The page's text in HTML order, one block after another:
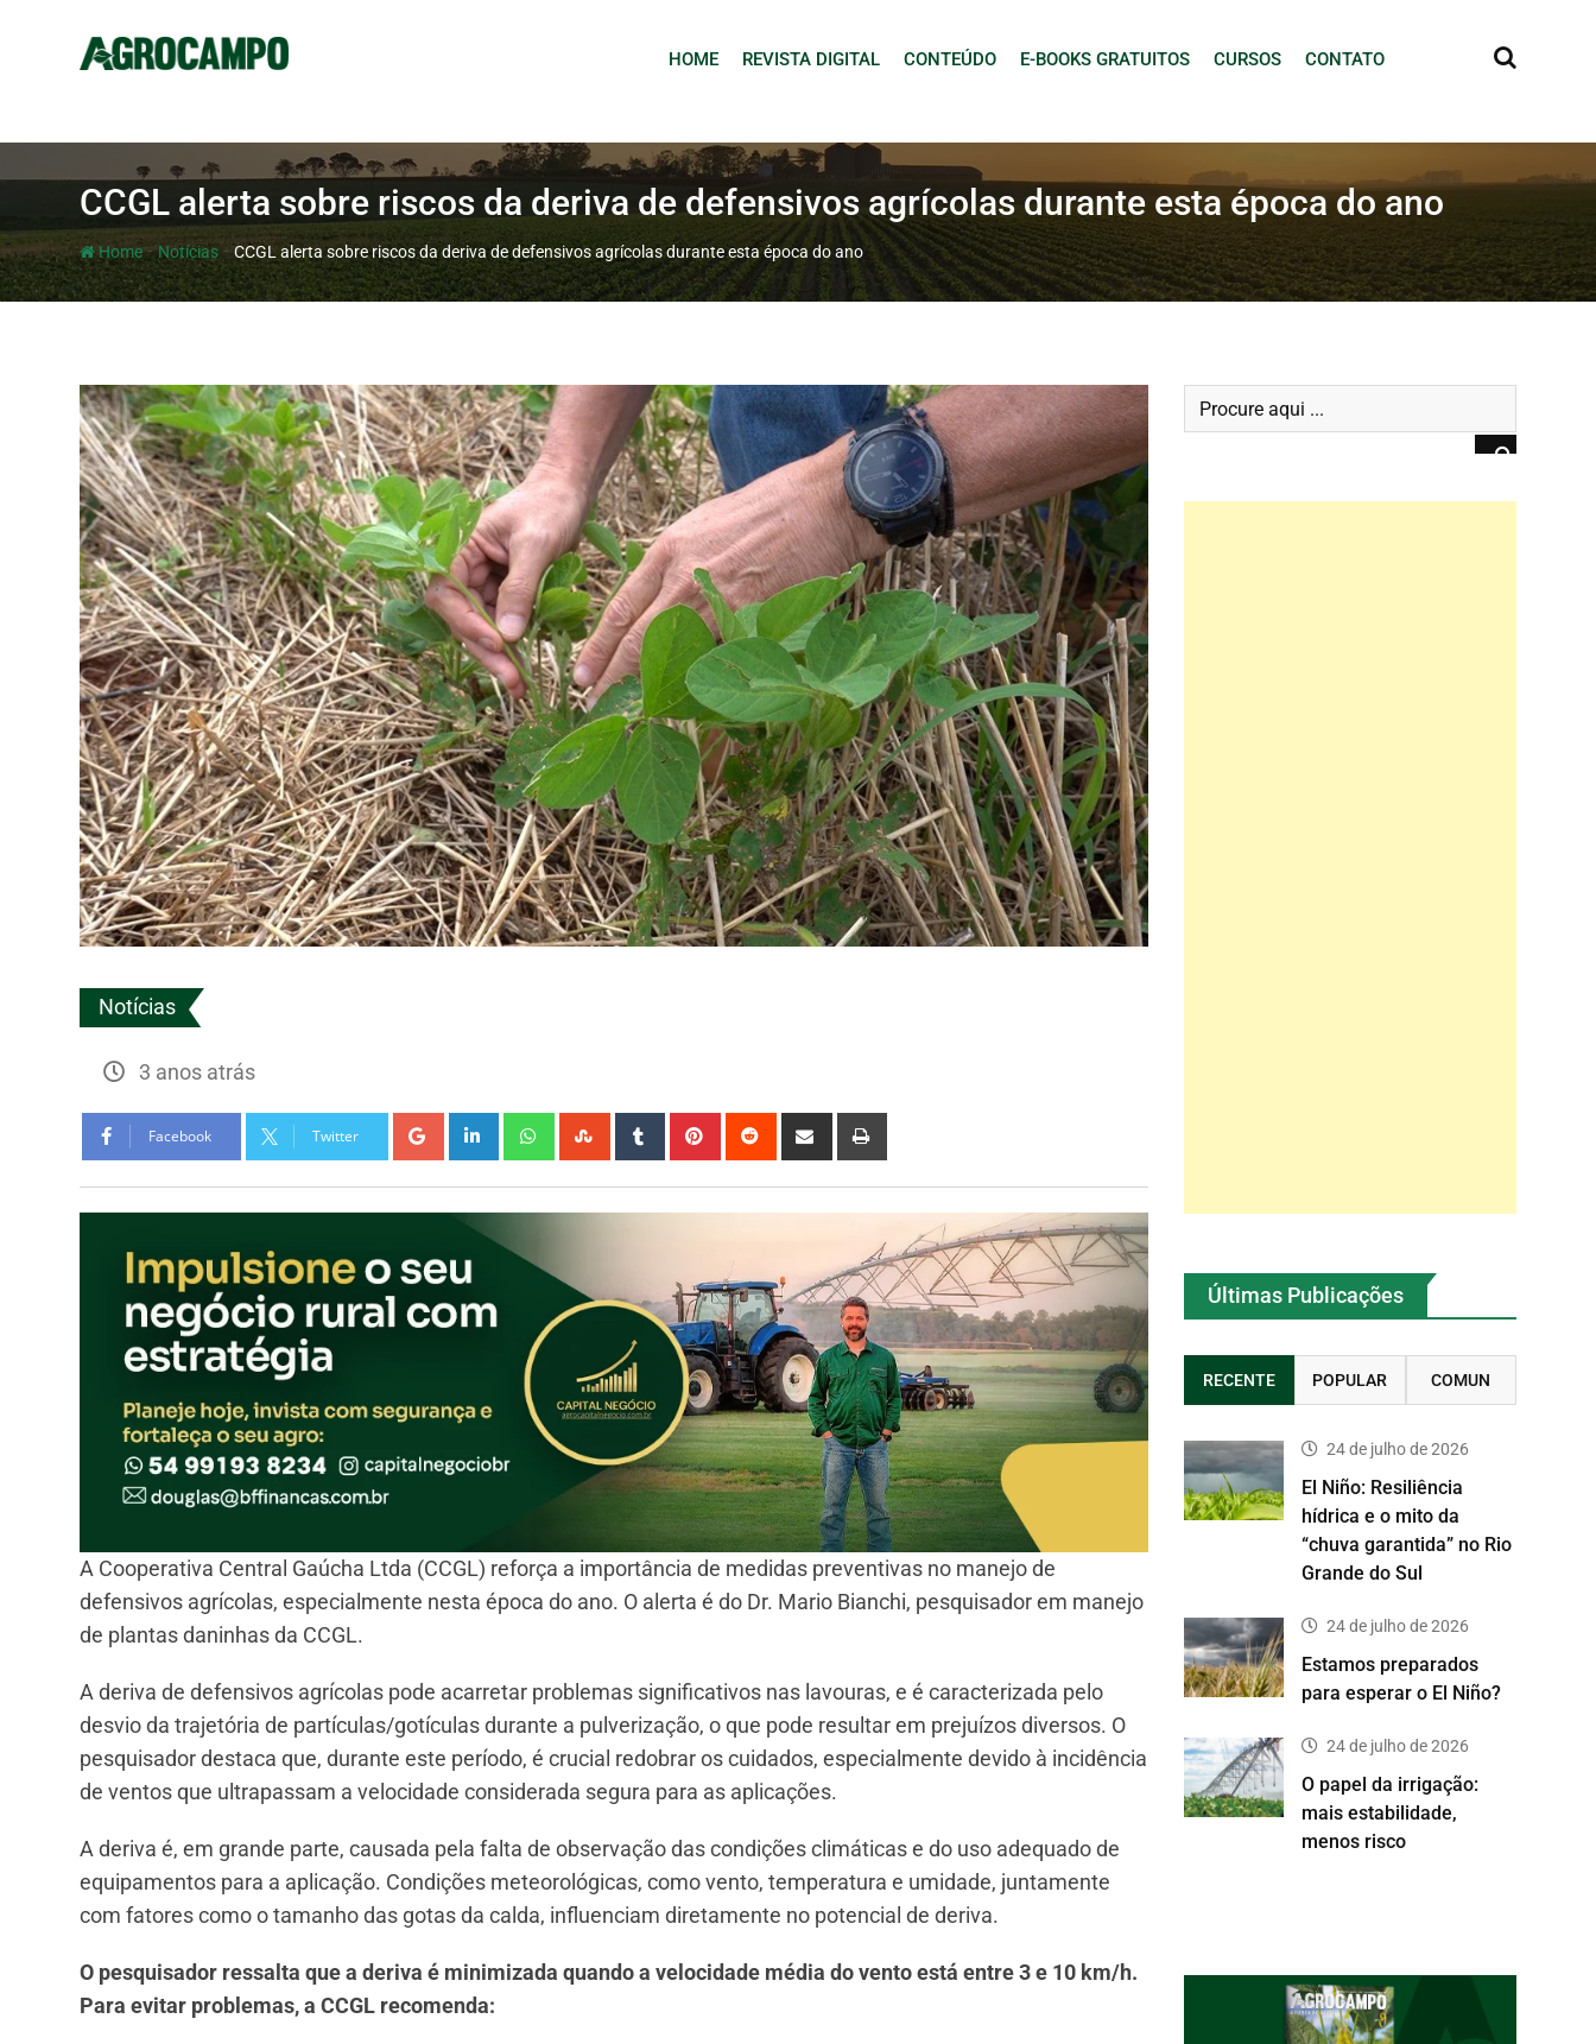
HOME REVISTA DIGITAL CONTEÚDO E-BOOKS GRATUITOS CURSOS CONTATO
CCGL alerta sobre riscos da deriva de defensivos agrícolas durante esta época do ano
Home-Notícias-CCGL alerta sobre riscos da deriva de defensivos agrícolas durante esta época do ano
Notícias
3 anos atrás
Facebook Twitter
A Cooperativa Central Gaúcha Ltda (CCGL) reforça a importância de medidas preventivas no manejo de
defensivos agrícolas, especialmente nesta época do ano. O alerta é do Dr. Mario Bianchi, pesquisador em manejo
de plantas daninhas da CCGL.
A deriva de defensivos agrícolas pode acarretar problemas significativos nas lavouras, e é caracterizada pelo
desvio da trajetória de partículas/gotículas durante a pulverização, o que pode resultar em prejuízos diversos. O
pesquisador destaca que, durante este período, é crucial redobrar os cuidados, especialmente devido à incidência
de ventos que ultrapassam a velocidade considerada segura para as aplicações.
A deriva é, em grande parte, causada pela falta de observação das condições climáticas e do uso adequado de
equipamentos para a aplicação. Condições meteorológicas, como vento, temperatura e umidade, juntamente
com fatores como o tamanho das gotas da calda, influenciam diretamente no potencial de deriva.
O pesquisador ressalta que a deriva é minimizada quando a velocidade média do vento está entre 3 e 10 km/h.
Para evitar problemas, a CCGL recomenda:
Últimas Publicações
RECENTE POPULAR COMUN
24 de julho de 2026
El Niño: Resiliência
hídrica e o mito da
“chuva garantida” no Rio
Grande do Sul
24 de julho de 2026
Estamos preparados
para esperar o El Niño?
24 de julho de 2026
O papel da irrigação:
mais estabilidade,
menos risco